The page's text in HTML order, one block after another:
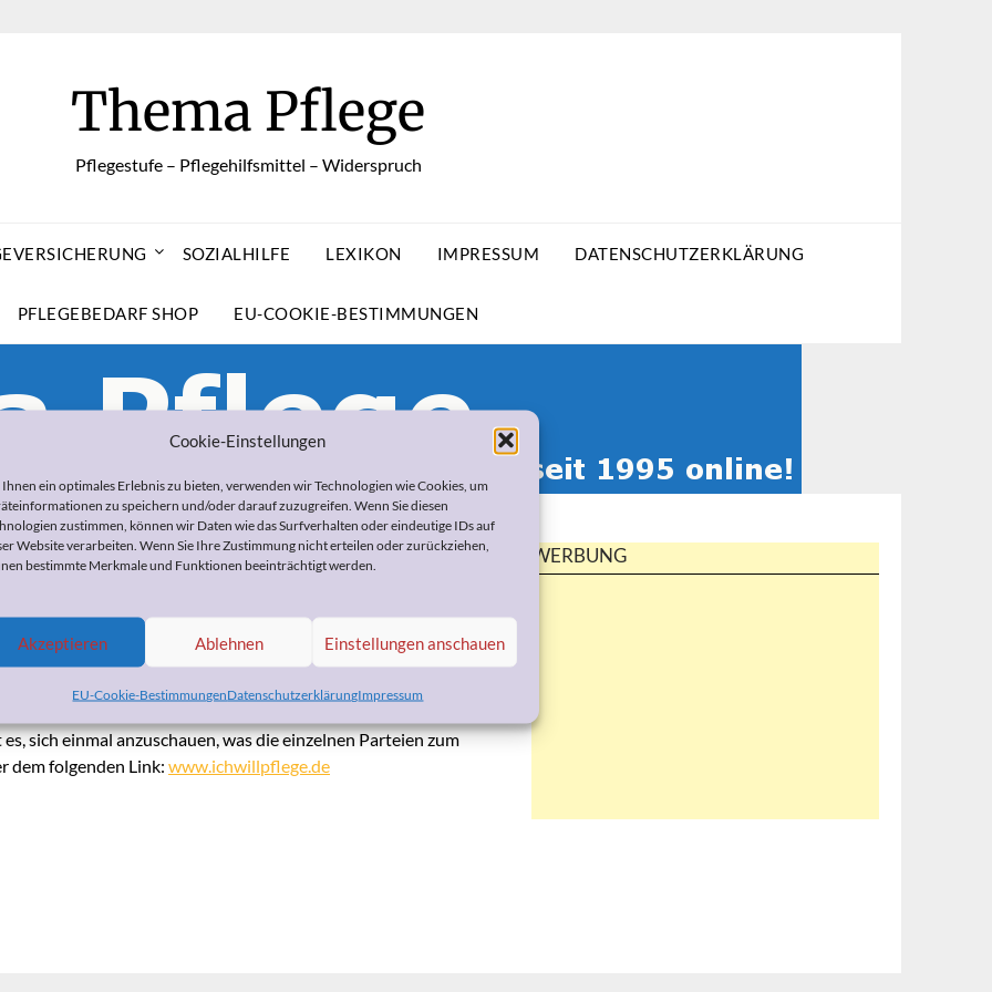
Cookie-Einstellungen
Ihnen ein optimales Erlebnis zu bieten, verwenden wir Technologien wie Cookies, um
zu speichern und/oder darauf zuzugreifen. Wenn Sie diesen
zustimmen, können wir Daten wie das Surfverhalten oder eindeutige IDs auf
Website verarbeiten. Wenn Sie Ihre Zustimmung nicht erteilen oder zurückziehen,
bestimmte Merkmale und Funktionen beeinträchtigt werden.
Akzeptieren Ablehnen Einstellungen anschauen
EU-Cookie-BestimmungenDatenschutzerklärungImpressum
Thema Pflege
Pflegestufe – Pflegehilfsmittel – Widerspruch
SOZIALHILFE LEXIKON IMPRESSUM DATENSCHUTZERKLÄRUNG
PFLEGEBEDARF SHOP EU-COOKIE-BESTIMMUNGEN
Thema Pflege anbieten
2013byHeike Bohnes
viele von uns ist nicht nur interessant, weche Steuern in der
Das Thema Pflege nimmt nur einen kleinen Teil der
sich einmal anzuschauen, was die einzelnen Parteien zum
dem folgenden Link: www.ichwillpflege.de
WERBUNG